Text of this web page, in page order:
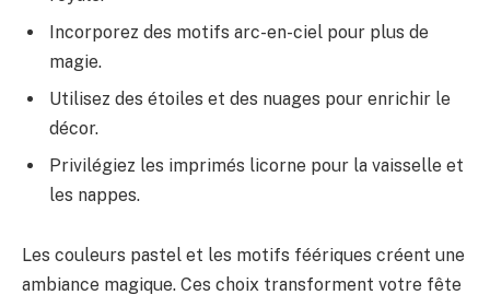
Incorporez des motifs arc-en-ciel pour plus de
magie.
Utilisez des étoiles et des nuages pour enrichir le
décor.
Privilégiez les imprimés licorne pour la vaisselle et
les nappes.
Les couleurs pastel et les motifs féériques créent une
ambiance magique. Ces choix transforment votre fête